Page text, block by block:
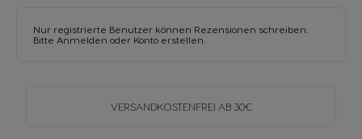
Nur registrierte Benutzer können Rezensionen schreiben.
Bitte Anmelden oder Konto erstellen
VERSANDKOSTENFREI AB 30€